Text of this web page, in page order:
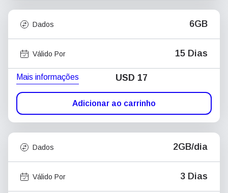
Dados 6GB
Válido Por 15 Dias
Mais informações USD 17
Adicionar ao carrinho
Dados 2GB/dia
Válido Por 3 Dias